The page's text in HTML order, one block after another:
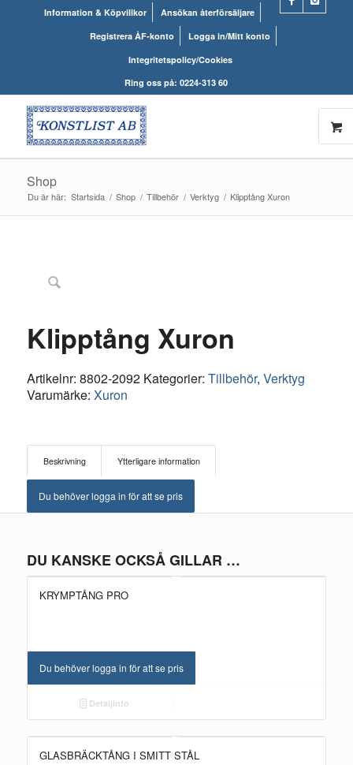
Information & Köpvillkor
Ansökan återförsäljare
Registrera ÅF-konto
Logga in/Mitt konto
Integritetspolicy/Cookies
Ring oss på: 0224-313 60
Shop
Du är här: Startsida / Shop / Tillbehör / Verktyg / Klipptång Xuron
Klipptång Xuron
Artikelnr: 8802-2092 Kategorier: Tillbehör, Verktyg
Varumärke: Xuron
Beskrivning Ytterligare information
Du behöver logga in för att se pris
DU KANSKE OCKSÅ GILLAR …
KRYMPTÅNG PRO
Du behöver logga in för att se pris
Detaljinfo
GLASBRÄCKTÅNG I SMITT STÅL